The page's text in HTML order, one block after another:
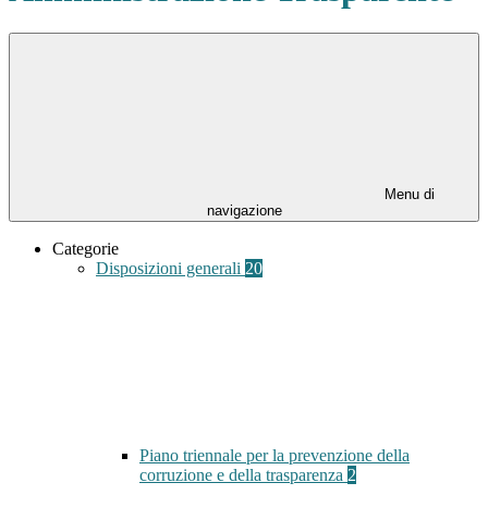
Menu di
navigazione
Categorie
Disposizioni generali 20
Piano triennale per la prevenzione della
corruzione e della trasparenza 2